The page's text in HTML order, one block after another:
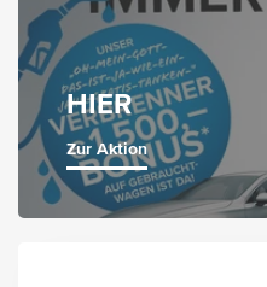
HIER
Zur Aktion